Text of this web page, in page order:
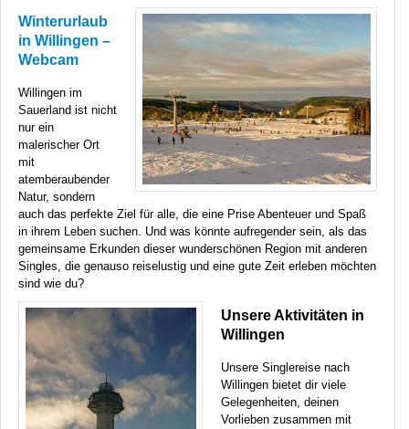
Winterurlaub
in Willingen –
Webcam
Willingen im
Sauerland ist nicht
nur ein
malerischer Ort
mit
atemberaubender
Natur, sondern
auch das perfekte Ziel für alle, die eine Prise Abenteuer und Spaß
in ihrem Leben suchen. Und was könnte aufregender sein, als das
gemeinsame Erkunden dieser wunderschönen Region mit anderen
Singles, die genauso reiselustig und eine gute Zeit erleben möchten
sind wie du?
Unsere Aktivitäten in
Willingen
Unsere Singlereise nach
Willingen bietet dir viele
Gelegenheiten, deinen
Vorlieben zusammen mit